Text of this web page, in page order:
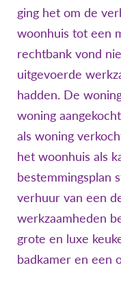
ging het om de
woonhuis tot een
rechtbank vond
uitgevoerde
hadden. De
woning
als woning
het woonhuis als
bestemmingsplan
verhuur van een
werkzaamheden
grote en luxe
badkamer en een